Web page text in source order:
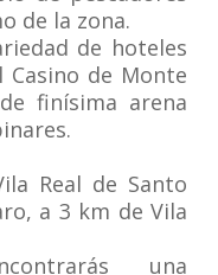
de la zona.
de hoteles
de Monte
finísima arena
Real de Santo
a 3 km de Vila
una